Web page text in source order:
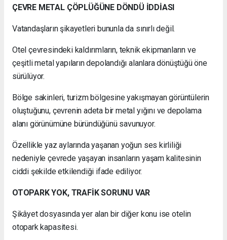
ÇEVRE METAL ÇÖPLÜĞÜNE DÖNDÜ İDDİASI
Vatandaşların şikayetleri bununla da sınırlı değil.
Otel çevresindeki kaldırımların, teknik ekipmanların ve
çeşitli metal yapıların depolandığı alanlara dönüştüğü öne
sürülüyor.
Bölge sakinleri, turizm bölgesine yakışmayan görüntülerin
oluştuğunu, çevrenin adeta bir metal yığını ve depolama
alanı görünümüne büründüğünü savunuyor.
Özellikle yaz aylarında yaşanan yoğun ses kirliliği
nedeniyle çevrede yaşayan insanların yaşam kalitesinin
ciddi şekilde etkilendiği ifade ediliyor.
OTOPARK YOK, TRAFİK SORUNU VAR
Şikâyet dosyasında yer alan bir diğer konu ise otelin
otopark kapasitesi.